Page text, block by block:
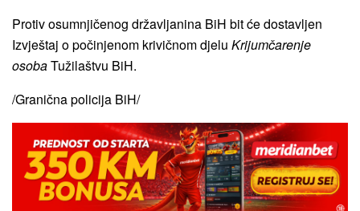
Protiv osumnjičenog državljanina BiH bit će dostavljen
Izvještaj o počinjenom krivičnom djelu Krijumčarenje
osobaTužilaštvu BiH.
/Granična policija BiH/